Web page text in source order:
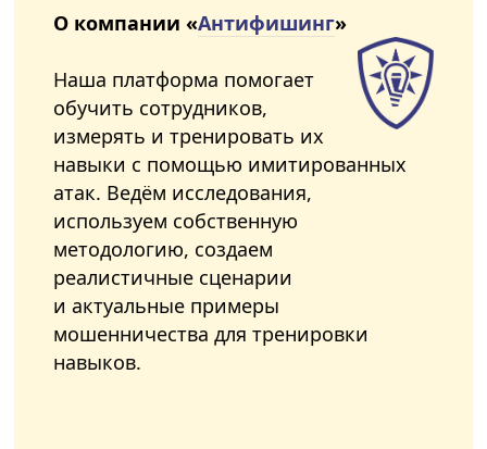
О компании «Антифишинг»
Наша платформа помогает
обучить сотрудников,
измерять и тренировать их
навыки с помощью имитированных
атак. Ведём исследования,
используем собственную
методологию, создаем
реалистичные сценарии
и актуальные примеры
мошенничества для тренировки
навыков.